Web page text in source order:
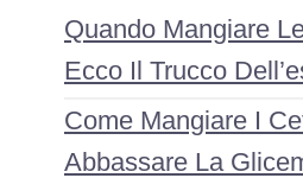
Quando Mangiare
Ecco Il Trucco
Come Mangiare I
Abbassare La